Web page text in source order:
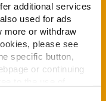
additional services
used for ads
more or withdraw
please see
specific button,
or continuing
e dichiaro di aver